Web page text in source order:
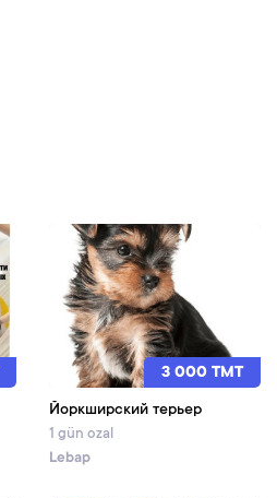
3 000 TMT
Йоркширский терьер
1 gün ozal
Lebap